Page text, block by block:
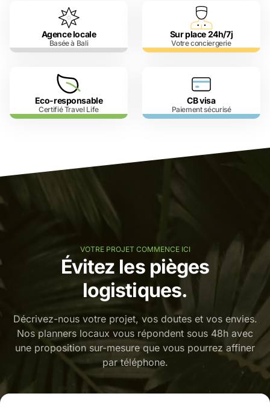
Agence locale
Basée à Bali
Sur place 24h/7j
Votre conciergerie
Eco-responsable
Certifié Travel Life
CB visa
Paiement sécurisé
VOTRE PROJET COMMENCE ICI
Évitez les pièges
logistiques.
Décrivez-nous votre projet, vos doutes et vos envies.
Nos planners locaux vous répondent sous 48h avec
une proposition sur-mesure que vous pourrez affiner
par téléphone.